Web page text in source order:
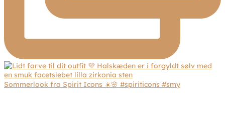
Sommerlook fra Spirit Icons ☀️🌸 #spiriticons #smy